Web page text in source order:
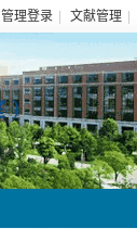
管理登录 文献管理